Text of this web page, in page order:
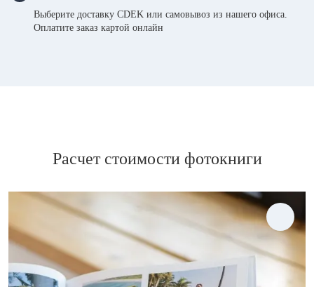
Выберите доставку CDEK или самовывоз из нашего офиса.
Оплатите заказ картой онлайн
Расчет стоимости фотокниги